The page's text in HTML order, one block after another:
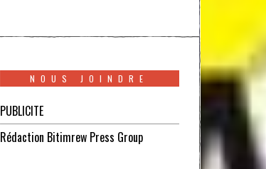
NOUS JOINDRE
PUBLICITE
Rédaction Bitimrew Press Group